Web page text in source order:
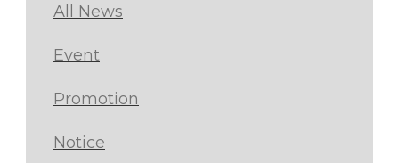
All News
Event
Promotion
Notice